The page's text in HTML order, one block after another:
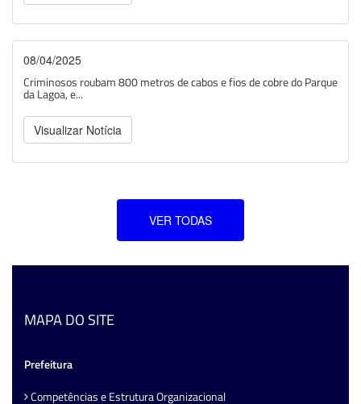
08/04/2025
Criminosos roubam 800 metros de cabos e fios de cobre do Parque
da Lagoa, e...
Visualizar Notícia
VER TODAS
MAPA DO SITE
Prefeitura
Competências e Estrutura Organizacional